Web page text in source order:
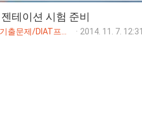
테이션 시험 준비
DIAT 기출문제/DIAT프리젠테이션(파워포인트) · 2014. 11. 7. 12:31